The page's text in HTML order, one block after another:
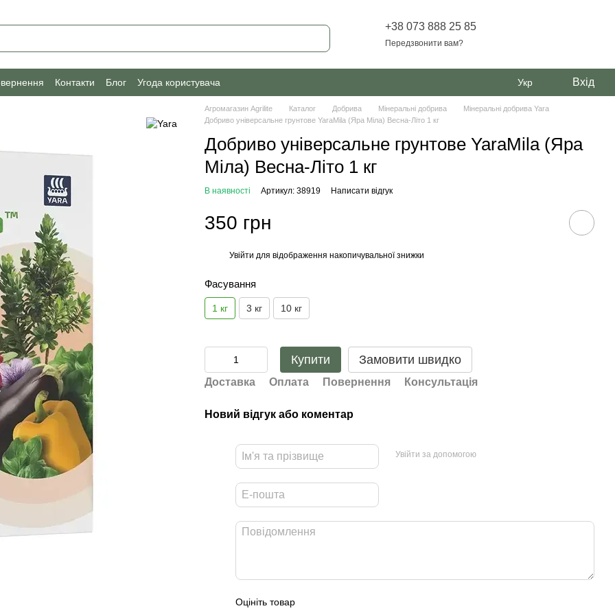
+38 073 888 25 85
Передзвонити вам?
Контакти Блог Угода користувача Укр Вхід
Агромагазин Agrilite Каталог Добрива Мінеральні добрива
Мінеральні добрива Yara
Добриво універсальне грунтове YaraMila (Яра Міла) Весна-Літо 1 кг
Добриво універсальне грунтове YaraMila (Яра
Міла) Весна-Літо 1 кг
В наявності Артикул: 38919 Написати відгук
350 грн
Увійти для відображення накопичувальної знижки
Фасування
1 кг 3 кг 10 кг
Купити Замовити швидко
Доставка Оплата Повернення Консультація
Новий відгук або коментар
Увійти за допомогою
Оцініть товар